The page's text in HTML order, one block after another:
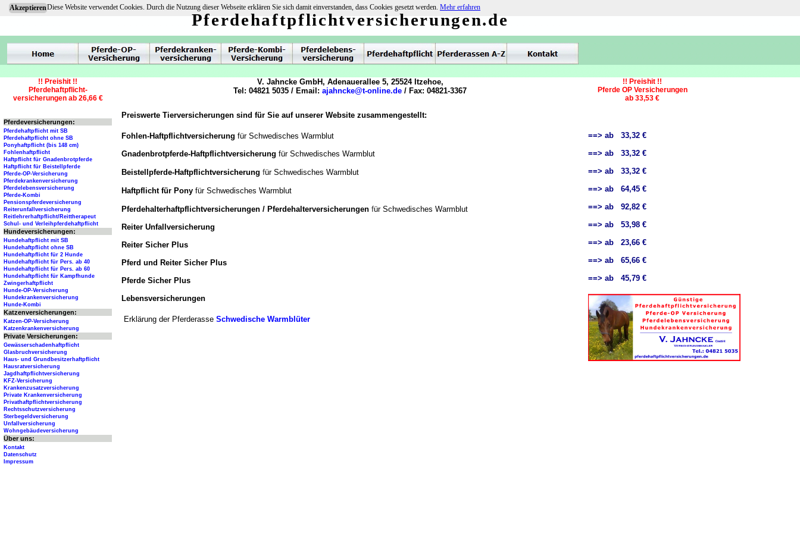
AkzeptierenDiese Website verwendet Cookies. Durch die Nutzung dieser Webseite erklären Sie sich damit einverstanden, dass Cookies gesetzt werden. Mehr erfahren
Preiswerte Tierversicherungen sind für Sie auf unserer Website zusammengestellt:
Fohlen-Haftpflichtversicherung für Schwedisches Warmblut
Gnadenbrotpferde-Haftpflichtversicherung für Schwedisches Warmblut
Beistellpferde-Haftpflichtversicherung für Schwedisches Warmblut
Haftpflicht für Pony für Schwedisches Warmblut
Pferdehalterhaftpflichtversicherungen / Pferdehalterversicherungen für Schwedisches Warmblut
Reiter Unfallversicherung
Reiter Sicher Plus
Pferd und Reiter Sicher Plus
Pferde Sicher Plus
Lebensversicherungen
Erklärung der Pferderasse Schwedische Warmblüter
==> ab 33,32 €
==> ab 33,32 €
==> ab 33,32 €
==> ab 64,45 €
==> ab 92,82 €
==> ab 53,98 €
==> ab 23,66 €
==> ab 65,66 €
==> ab 45,79 €
Pferdehaftpflichtversicherungen.de
V. Jahncke GmbH, Adenauerallee 5, 25524 Itzehoe,
Tel: 04821 5035 / Email: ajahncke@t-online.de / Fax: 04821-3367
!! Preishit !!
Pferdehaftpflicht-
versicherungen ab 26,66 €
!! Preishit !!
Pferde OP Versicherungen
ab 33,53 €
Pferdeversicherungen:
Pferdehaftpflicht mit SB
Pferdehaftpflicht ohne SB
Ponyhaftpflicht (bis 148 cm)
Fohlenhaftpflicht
Haftpflicht für Gnadenbrotpferde
Haftpflicht für Beistellpferde
Pferde-OP-Versicherung
Pferdekrankenversicherung
Pferdelebensversicherung
Pferde-Kombi
Pensionspferdeversicherung
Reiterunfallversicherung
Reitlehrerhaftpflicht/Reittherapeut
Schul- und Verleihpferdehaftpflicht
Hundeversicherungen:
Hundehaftpflicht mit SB
Hundehaftpflicht ohne SB
Hundehaftpflicht für 2 Hunde
Hundehaftpflicht für Pers. ab 40
Hundehaftpflicht für Pers. ab 60
Hundehaftpflicht für Kampfhunde
Zwingerhaftpflicht
Hunde-OP-Versicherung
Hundekrankenversicherung
Hunde-Kombi
Katzenversicherungen:
Katzen-OP-Versicherung
Katzenkrankenversicherung
Private Versicherungen:
Gewässerschadenhaftpflicht
Glasbruchversicherung
Haus- und Grundbesitzerhaftpflicht
Hausratversicherung
Jagdhaftpflichtversicherung
KFZ-Versicherung
Krankenzusatzversicherung
Private Krankenversicherung
Privathaftpflichtversicherung
Rechtsschutzversicherung
Sterbegeldversicherung
Unfallversicherung
Wohngebäudeversicherung
Über uns:
Kontakt
Datenschutz
Impressum